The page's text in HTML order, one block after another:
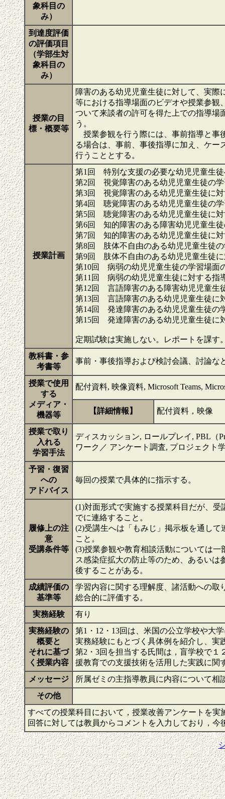
象科目の
み）
到達度評価
の評価項目
（学部生対
象科目の
み）
授業の目
標・概要等
障害のある幼児児童生徒に対して、実
等における指導場面のビデオや授業参観
ついて来談者の許可を得た上での指導場
う。
授業参観を行う際には、事前指導と事
る場合は、事前、事後指導に加え、ケ
行うこととする。
授業計画
第1回 特別な支援の必要な幼児児童生
第2回 視覚障害のある幼児児童生徒の
第3回 視覚障害のある幼児児童生徒に
第4回 聴覚障害のある幼児児童生徒の
第5回 聴覚障害のある幼児児童生徒に
第6回 知的障害のある障害幼児児童生
第7回 知的障害のある幼児児童生徒に
第8回 肢体不自由のある幼児児童生徒
第9回 肢体不自由のある幼児児童生徒
第10回 病弱の幼児児童生徒の学習場面
第11回 病弱の幼児児童生徒に対する指
第12回 言語障害のある障害幼児児童生
第13回 言語障害のある幼児児童生徒に
第14回 発達障害のある幼児児童生徒の
第15回 発達障害のある幼児児童生徒に
定期試験は実施しない。レポートを課す
教科書・参
考書等
事前・事後指導および検討会議、討論
授業で使用
する
メディア・
機器等
配付資料, 映像資料, Microsoft Teams,
【詳細情報】 配付資料，映像
授業で取り
入れる
学習手法
ディスカッション, ロールプレイ, PBL（
ワーク／ アンケート調査, プロジェクト
予習・復習
への
アドバイス
毎回の授業で具体的に指示する。
履修上の注
意
受講条件等
(1)対面形式で実施する授業科目だが、受
でに連絡すること。
(2)受講生へは「もみじ」掲示板を通し
こと。
(3)授業参観や教育相談活動については
ス感染症拡大の防止等のため、あるい
後することがある。
成績評価の
基準等
学習内容に関する理解度、諸活動への取
総合的に評価する。
実務経験
有り
実務経験の
概要と
それに基づ
く授業内容
第1・12・13回は、米国の公立学校や大
実務経験にもとづく具体例を紹介し、実
第2・3回を担当する氏間は，盲学校で
援教育での支援技術を活用した実践に関
メッセージ
所属ゼミの主指導教員に内容について相
その他
すべての授業科目において，授業改善アンケートを
回答に対しては教員からコメントを入力しており，